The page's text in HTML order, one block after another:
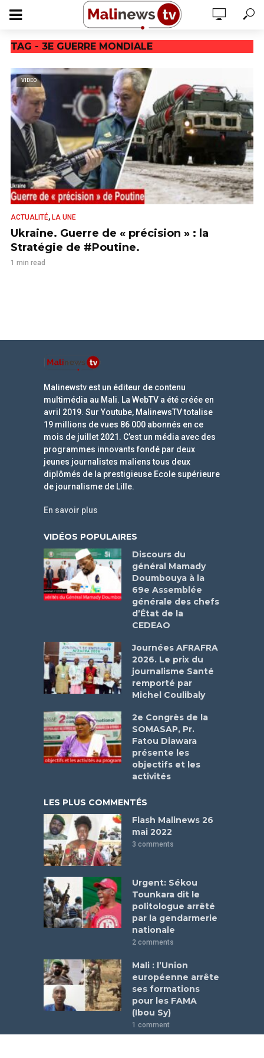
TAG - 3E GUERRE MONDIALE
VIDEO
ACTUALITÉ, LA UNE
Ukraine. Guerre de « précision » : la
Stratégie de #Poutine.
1 min read
Malinewstv est un éditeur de contenu
multimédia au Mali. La WebTV a été créée en
avril 2019. Sur Youtube, MalinewsTV totalise
19 millions de vues 86 000 abonnés en ce
mois de juillet 2021. C’est un média avec des
programmes innovants fondé par deux
jeunes journalistes maliens tous deux
diplômés de la prestigieuse Ecole supérieure
de journalisme de Lille.
En savoir plus
VIDÉOS POPULAIRES
Discours du
général Mamady
Doumbouya à la
69e Assemblée
générale des chefs
d’État de la
CEDEAO
Journées AFRAFRA
2026. Le prix du
journalisme Santé
remporté par
Michel Coulibaly
2e Congrès de la
SOMASAP, Pr.
Fatou Diawara
présente les
objectifs et les
activités
LES PLUS COMMENTÉS
Flash Malinews 26
mai 2022
3 comments
Urgent: Sékou
Tounkara dit le
politologue arrêté
par la gendarmerie
nationale
2 comments
Mali : l’Union
européenne arrête
ses formations
pour les FAMA
(Ibou Sy)
1 comment